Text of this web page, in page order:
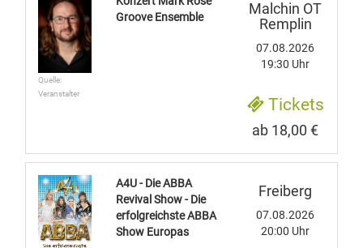
Quelle:
Veranstalter
Groove Ensemble
Malchin OT
Remplin
07.08.2026
19:30 Uhr
Tickets
ab 18,00 €
A4U - Die ABBA
Revival Show - Die
erfolgreichste ABBA
Show Europas
Freiberg
07.08.2026
20:00 Uhr